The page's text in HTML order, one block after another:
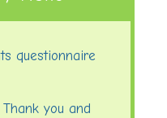
questionnaire
you and